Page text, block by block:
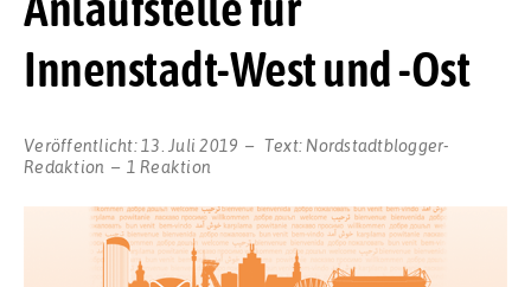
Innenstadt-West und -Ost
Veröffentlicht: 13. Juli 2019 Text: Nordstadtblogger-
Redaktion
1 Reaktion